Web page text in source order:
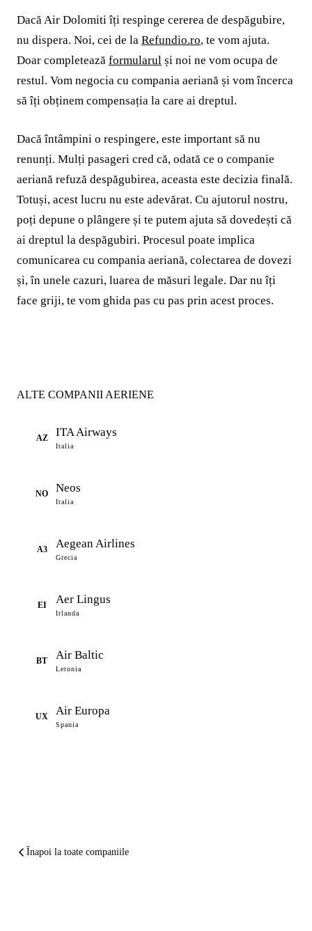
Dacă Air Dolomiti îți respinge cererea de despăgubire,
nu dispera. Noi, cei de la Refundio.ro, te vom ajuta.
Doar completează formularul și noi ne vom ocupa de
restul. Vom negocia cu compania aeriană și vom încerca
să îți obținem compensația la care ai dreptul.
Dacă întâmpini o respingere, este important să nu
renunți. Mulți pasageri cred că, odată ce o companie
aeriană refuză despăgubirea, aceasta este decizia finală.
Totuși, acest lucru nu este adevărat. Cu ajutorul nostru,
poți depune o plângere și te putem ajuta să dovedești că
ai dreptul la despăgubiri. Procesul poate implica
comunicarea cu compania aeriană, colectarea de dovezi
și, în unele cazuri, luarea de măsuri legale. Dar nu îți
face griji, te vom ghida pas cu pas prin acest proces.
ALTE COMPANII AERIENE
AZ ITA Airways
Italia
NO Neos
Italia
A3 Aegean Airlines
Grecia
EI Aer Lingus
Irlanda
BT Air Baltic
Letonia
UX Air Europa
Spania
Înapoi la toate companiile